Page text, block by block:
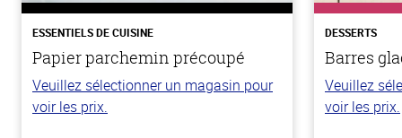
ESSENTIELS DE CUISINE
Papier parchemin précoupé
Veuillez sélectionner un magasin pour
voir les prix.
DESSERTS
Barres
Veuillez
voir les prix.